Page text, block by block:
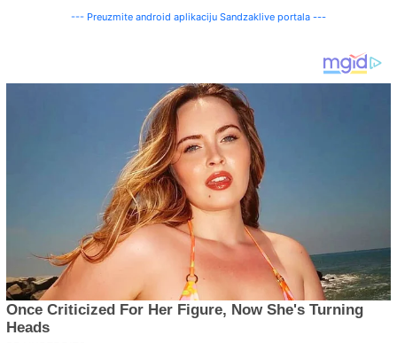
--- Preuzmite android aplikaciju Sandzaklive portala ---